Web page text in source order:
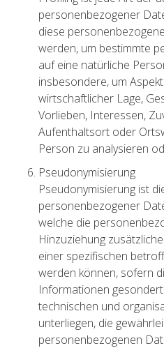
personenbezogener
diese
werden, um bestimmte
auf eine natürliche
insbesondere, um
wirtschaftlicher Lage,
Vorlieben, Interessen,
Aufenthaltsort oder
Person zu analysieren
Pseudonymisierung
Pseudonymisierung ist
personenbezogener
welche die
Hinzuziehung
einer spezifischen
werden können, sofern
Informationen
technischen und
unterliegen, die
personenbezogenen